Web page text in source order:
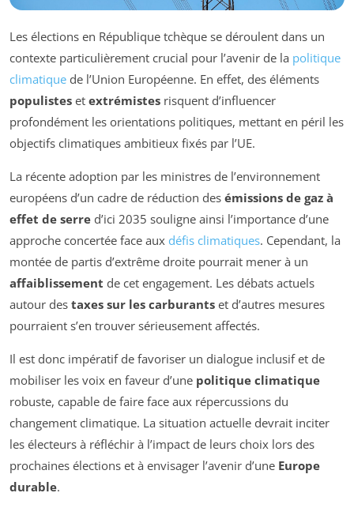
Les élections en République tchèque se déroulent dans un
contexte particulièrement crucial pour l’avenir de la politique
climatique de l’Union Européenne. En effet, des éléments
populistes et extrémistes risquent d’influencer
profondément les orientations politiques, mettant en péril les
objectifs climatiques ambitieux fixés par l’UE.
La récente adoption par les ministres de l’environnement
européens d’un cadre de réduction des émissions de gaz à
effet de serre d’ici 2035 souligne ainsi l’importance d’une
approche concertée face aux défis climatiques. Cependant, la
montée de partis d’extrême droite pourrait mener à un
affaiblissement de cet engagement. Les débats actuels
autour des taxes sur les carburants et d’autres mesures
pourraient s’en trouver sérieusement affectés.
Il est donc impératif de favoriser un dialogue inclusif et de
mobiliser les voix en faveur d’une politique climatique
robuste, capable de faire face aux répercussions du
changement climatique. La situation actuelle devrait inciter
les électeurs à réfléchir à l’impact de leurs choix lors des
prochaines élections et à envisager l’avenir d’une Europe
durable.